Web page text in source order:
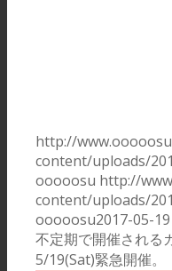
http://
content/uploads/
ooooosu http://
content/uploads/
ooooosu2017-05-19
不定期で開催される
5/19(Sat)緊急開催。